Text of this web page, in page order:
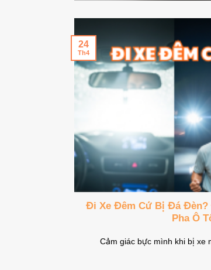
Đi Xe Đêm Cứ Bị Đá Đèn?
Pha Ô
Cảm giác bực mình khi bị xe
24
Th4